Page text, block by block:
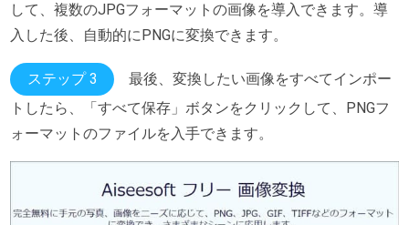
して、複数のJPGフォーマットの画像を導入できます。導
入した後、自動的にPNGに変換できます。
ステップ 3
最後、変換したい画像をすべてインポー
トしたら、「すべて保存」ボタンをクリックして、PNGフ
ォーマットのファイルを入手できます。